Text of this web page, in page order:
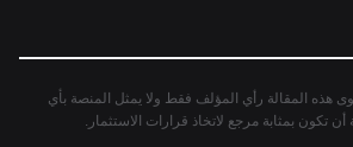
هذه المقالة رأي المؤلف فقط ولا يمثل المنصة بأي
تكون بمثابة مرجع لاتخاذ قرارات الاستثمار.